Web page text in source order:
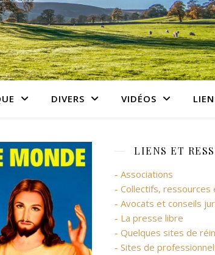
DIVERS VIDÉOS
LIENS ET
- Associations
- Collectifs, ressources
- Avocats et conseils
- La presse libre
- Quelques sites de
- Sites de